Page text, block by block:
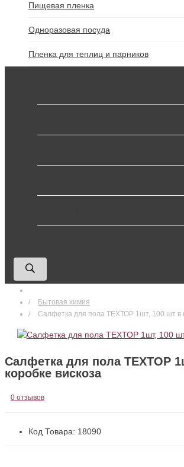
Пищевая пленка
Одноразовая посуда
Пленка для теплиц и парников
Бытовая химия
Салфетка для пола ТЕХТОР 1шт, 100 шт в
Салфетка для пола ТЕХТОР
коробке вискоза
0 отзывов
Код Товара: 18090